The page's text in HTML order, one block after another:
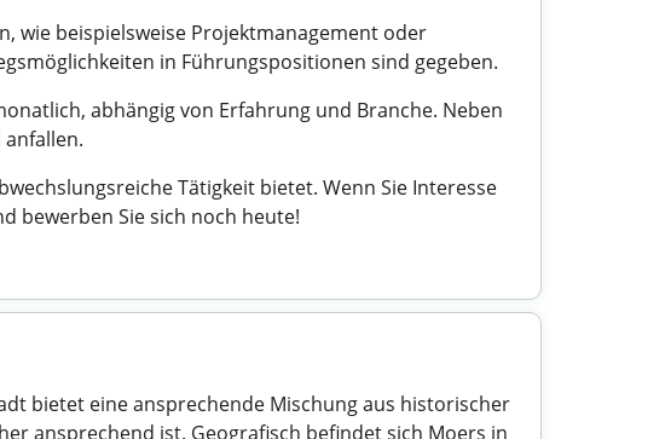
wie beispielsweise Projektmanagement oder
in Führungspositionen sind gegeben.
abhängig von Erfahrung und Branche. Neben
Tätigkeit bietet. Wenn Sie Interesse
bewerben Sie sich noch heute!
bietet eine ansprechende Mischung aus historischer
ansprechend ist. Geografisch befindet sich Moers in